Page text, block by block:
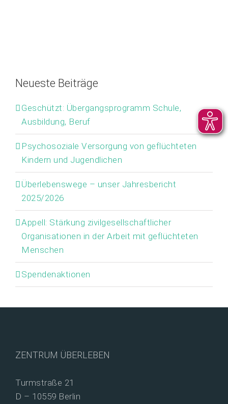
Neueste Beiträge
Geschützt: Übergangsprogramm Schule,
Ausbildung, Beruf
Psychosoziale Versorgung von geflüchteten
Kindern und Jugendlichen
Überlebenswege – unser Jahresbericht
2025/2026
Appell: Stärkung zivilgesellschaftlicher
Organisationen in der Arbeit mit geflüchteten
Menschen
Spendenaktionen
ZENTRUM ÜBERLEBEN
Turmstraße 21
D – 10559 Berlin